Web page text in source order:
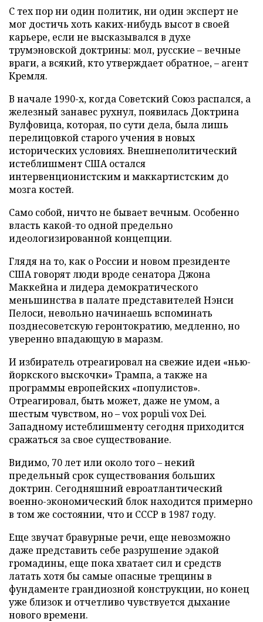
С тех пор ни один политик, ни один эксперт не
мог достичь хоть каких-нибудь высот в своей
карьере, если не высказывался в духе
трумэновской доктрины: мол, русские – вечные
враги, а всякий, кто утверждает обратное, – агент
Кремля.
В начале 1990-х, когда Советский Союз распался, а
железный занавес рухнул, появилась Доктрина
Вулфовица, которая, по сути дела, была лишь
перелицовкой старого учения в новых
исторических условиях. Внешнеполитический
истеблишмент США остался
интервенционистским и маккартистским до
мозга костей.
Само собой, ничто не бывает вечным. Особенно
власть какой-то одной предельно
идеологизированной концепции.
Глядя на то, как о России и новом президенте
США говорят люди вроде сенатора Джона
Маккейна и лидера демократического
меньшинства в палате представителей Нэнси
Пелоси, невольно начинаешь вспоминать
позднесоветскую геронтократию, медленно, но
уверенно впадающую в маразм.
И избиратель отреагировал на свежие идеи «нью-
йоркского выскочки» Трампа, а также на
программы европейских «популистов».
Отреагировал, быть может, даже не умом, а
шестым чувством, но – vox populi vox Dei.
Западному истеблишменту сегодня приходится
сражаться за свое существование.
Видимо, 70 лет или около того – некий
предельный срок существования больших
доктрин. Сегодняшний евроатлантический
военно-экономический блок находится примерно
в том же состоянии, что и СССР в 1987 году.
Еще звучат бравурные речи, еще невозможно
даже представить себе разрушение эдакой
громадины, еще пока хватает сил и средств
латать хотя бы самые опасные трещины в
фундаменте грандиозной конструкции, но конец
уже близок и отчетливо чувствуется дыхание
нового времени.